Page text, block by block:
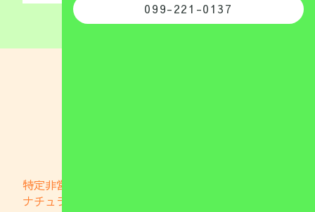
099-221-0137
特定非営利活動法人
ナチュラブファミリー